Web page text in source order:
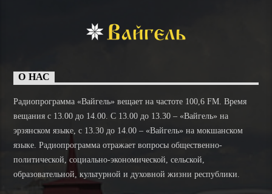
О НАС
Радиопрограмма «Вайгель» вещает на частоте 100,6 FM. Время
вещания с 13.00 до 14.00. C 13.00 до 13.30 – «Вайгель» на
эрзянском языке, с 13.30 до 14.00 – «Вайгель» на мокшанском
языке. Радиопрограмма отражает вопросы общественно-
политической, социально-экономической, сельской,
образовательной, культурной и духовной жизни республики.